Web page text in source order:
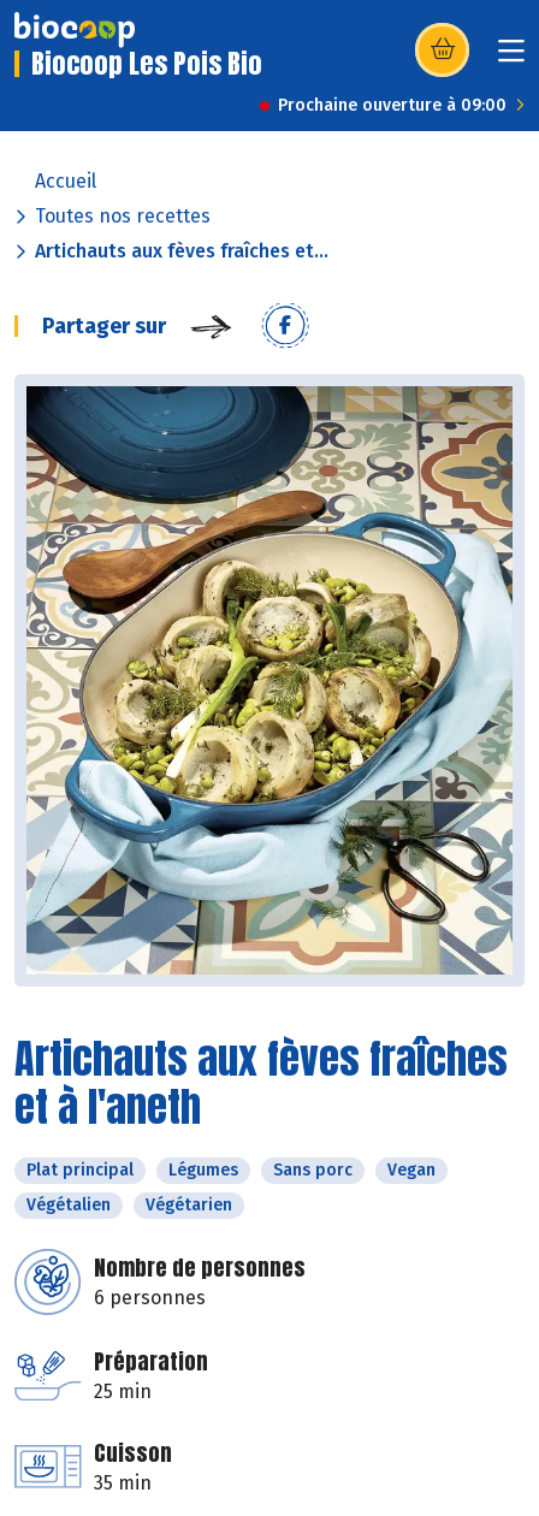
Biocoop Les Pois Bio (s’ouvre dans
Prochaine ouverture à 09:00
Accueil
Toutes nos recettes
Artichauts aux fèves fraîches et...
Partager sur
Artichauts aux fèves fraîches
et à l'aneth
Plat principal Légumes Sans porc
Vegan
Végétalien
Végétarien
Nombre de personnes
6 personnes
Préparation
25 min
Cuisson
35 min